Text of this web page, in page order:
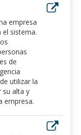
empresa
el sistema.
de
utilizar la
su alta y
empresa.